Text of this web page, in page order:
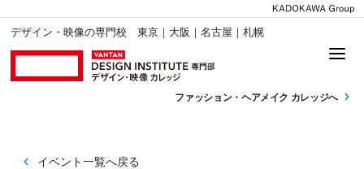
デザイン・映像の専門校 東京｜大阪｜名古屋｜札幌
ファッション・ ヘアメイク カレッジへ
イベント一覧へ戻る